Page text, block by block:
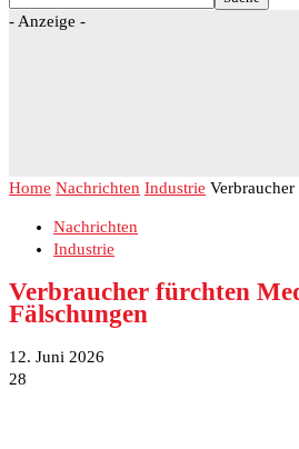
- Anzeige -
Home Nachrichten Industrie Verbraucher
Nachrichten
Industrie
Verbraucher fürchten
Fälschungen
12. Juni 2026
28